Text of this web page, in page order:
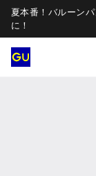
夏本番！バルーン
に！